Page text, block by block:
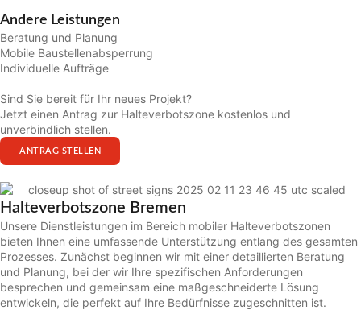
Andere Leistungen
Beratung und Planung
Mobile Baustellenabsperrung
Individuelle Aufträge
Sind Sie bereit für Ihr neues Projekt?
Jetzt einen Antrag zur Halteverbotszone kostenlos und
unverbindlich stellen.
ANTRAG STELLEN
Halteverbotszone Bremen
Unsere Dienstleistungen im Bereich mobiler Halteverbotszonen
bieten Ihnen eine umfassende Unterstützung entlang des gesamten
Prozesses. Zunächst beginnen wir mit einer detaillierten Beratung
und Planung, bei der wir Ihre spezifischen Anforderungen
besprechen und gemeinsam eine maßgeschneiderte Lösung
entwickeln, die perfekt auf Ihre Bedürfnisse zugeschnitten ist.